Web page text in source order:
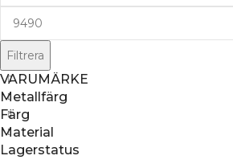
Filtrera
VARUMÄRKE
Metallfärg
Färg
Material
Lagerstatus